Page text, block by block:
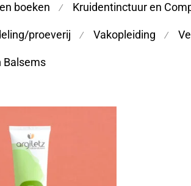
boeken ⁄ Kruidentinctuur en
proeverij ⁄ Vakopleiding ⁄
Balsems